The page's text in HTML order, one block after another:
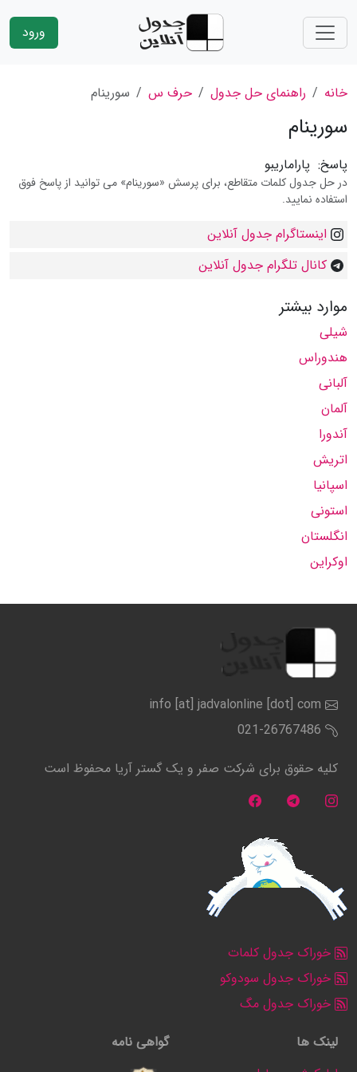
ورود
خانه راهنمای حل جدول حرف س سورینام
سورینام
پاسخ: پاراماریبو
در حل جدول کلمات متقاطع، برای پرسش «سورینام» می توانید از پاسخ فوق
استفاده نمایید.
اینستاگرام جدول آنلاین
کانال تلگرام جدول آنلاین
موارد بیشتر
شیلی
هندوراس
آلبانی
آلمان
آندورا
اتریش
اسپانیا
استونی
انگلستان
اوکراین
info [at] jadvalonline [dot] com
021-26767486
کلیه حقوق برای شرکت صفر و یک گستر آریا محفوظ است
خوراک جدول کلمات
خوراک جدول سودوکو
خوراک جدول مگ
لینک ها
گواهی نامه